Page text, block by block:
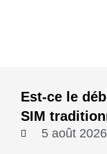
Est-ce le
SIM
5 août 2026